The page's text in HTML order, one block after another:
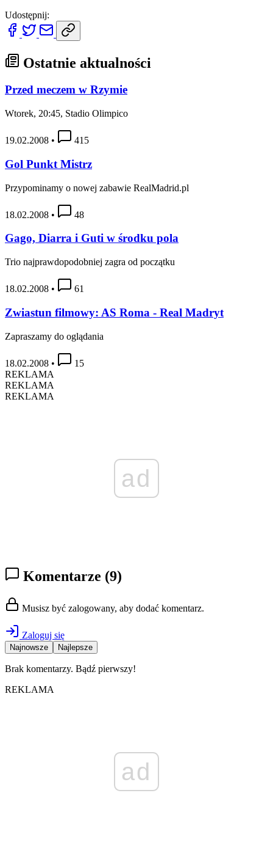
Udostępnij:
Ostatnie aktualności
Przed meczem w Rzymie
Wtorek, 20:45, Stadio Olimpico
19.02.2008 • 415
Gol Punkt Mistrz
Przypominamy o nowej zabawie RealMadrid.pl
18.02.2008 • 48
Gago, Diarra i Guti w środku pola
Trio najprawdopodobniej zagra od początku
18.02.2008 • 61
Zwiastun filmowy: AS Roma - Real Madryt
Zapraszamy do oglądania
18.02.2008 •
15
REKLAMA
REKLAMA
REKLAMA
ad
Komentarze (9)
Musisz być zalogowany, aby dodać komentarz.
Zaloguj się
Najnowsze Najlepsze
Brak komentarzy. Bądź pierwszy!
REKLAMA
ad